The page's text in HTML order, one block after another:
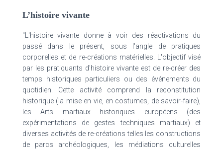
L’histoire vivante
"L'histoire vivante donne à voir des réactivations du
passé dans le présent, sous l'angle de pratiques
corporelles et de re-créations matérielles. L'objectif visé
par les pratiquants d'histoire vivante est de re-créer des
temps historiques particuliers ou des événements du
quotidien. Cette activité comprend la reconstitution
historique (la mise en vie, en costumes, de savoir-faire),
les Arts martiaux historiques européens (des
expérimentations de gestes techniques martiaux) et
diverses activités de re-créations telles les constructions
de parcs archéologiques, les médiations culturelles